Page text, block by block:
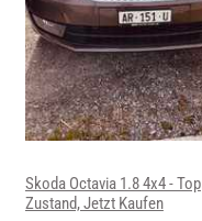
Skoda Octavia 1.8 4x4 - Top
Zustand, Jetzt Kaufen